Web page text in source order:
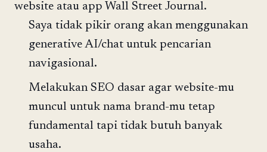
website atau app Wall Street Journal.
Saya tidak pikir orang akan menggunakan
generative AI/chat untuk pencarian
navigasional.
Melakukan SEO dasar agar website-mu
muncul untuk nama brand-mu tetap
fundamental tapi tidak butuh banyak
usaha.